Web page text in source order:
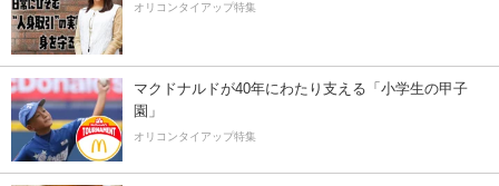
オリコンタイアップ特集
マクドナルドが40年にわたり支える「小学生の甲子
園」
オリコンタイアップ特集